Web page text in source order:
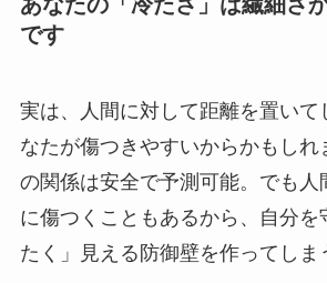
です
実は、人間に対して距離を置いて
なたが傷つきやすいからかもしれ
の関係は安全で予測可能。でも人
に傷つくこともあるから、自分を
たく」見える防御壁を作ってしま